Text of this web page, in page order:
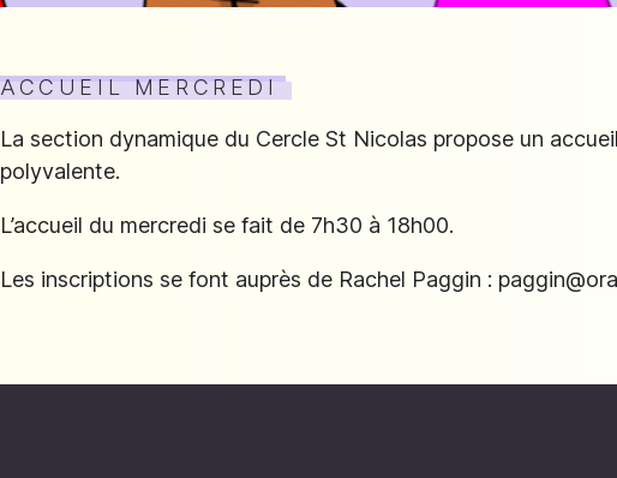
ACCUEIL MERCREDI
La section dynamique du Cercle St Nicolas propose un
polyvalente.
L’accueil du mercredi se fait de 7h30 à 18h00.
Les inscriptions se font auprès de Rachel Paggin :